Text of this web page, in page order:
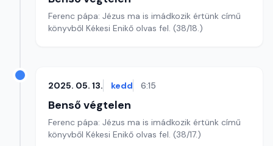
Ferenc pápa: Jézus ma is imádkozik értünk című
könyvből Kékesi Enikő olvas fel. (38/18.)
2025. 05. 13. kedd 6:15
Benső végtelen
Ferenc pápa: Jézus ma is imádkozik értünk című
könyvből Kékesi Enikő olvas fel. (38/17.)